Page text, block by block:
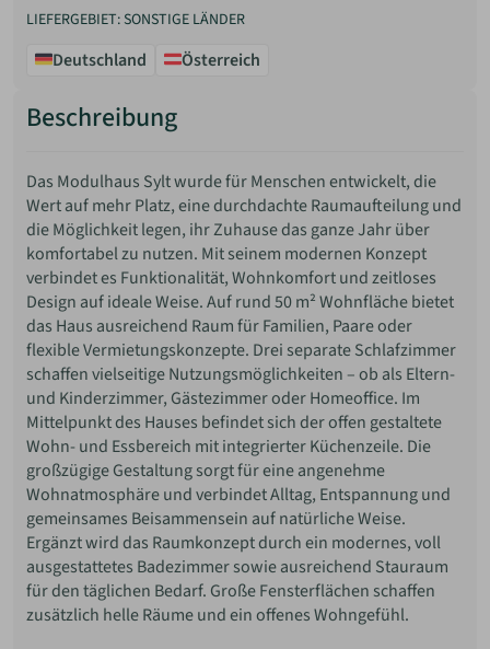
LIEFERGEBIET: SONSTIGE LÄNDER
Deutschland Österreich
Beschreibung
Das Modulhaus Sylt wurde für Menschen entwickelt, die
Wert auf mehr Platz, eine durchdachte Raumaufteilung und
die Möglichkeit legen, ihr Zuhause das ganze Jahr über
komfortabel zu nutzen. Mit seinem modernen Konzept
verbindet es Funktionalität, Wohnkomfort und zeitloses
Design auf ideale Weise. Auf rund 50 m² Wohnfläche bietet
das Haus ausreichend Raum für Familien, Paare oder
flexible Vermietungskonzepte. Drei separate Schlafzimmer
schaffen vielseitige Nutzungsmöglichkeiten – ob als Eltern-
und Kinderzimmer, Gästezimmer oder Homeoffice. Im
Mittelpunkt des Hauses befindet sich der offen gestaltete
Wohn- und Essbereich mit integrierter Küchenzeile. Die
großzügige Gestaltung sorgt für eine angenehme
Wohnatmosphäre und verbindet Alltag, Entspannung und
gemeinsames Beisammensein auf natürliche Weise.
Ergänzt wird das Raumkonzept durch ein modernes, voll
ausgestattetes Badezimmer sowie ausreichend Stauraum
für den täglichen Bedarf. Große Fensterflächen schaffen
zusätzlich helle Räume und ein offenes Wohngefühl.